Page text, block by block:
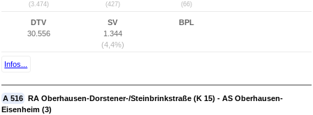
(3.474) (427) (66)
DTV
30.556
SV
1.344
(4,4%)
BPL
Infos...
A 516 RA Oberhausen-Dorstener-/Steinbrinkstraße (K 15) - AS Oberhausen-
Eisenheim (3)